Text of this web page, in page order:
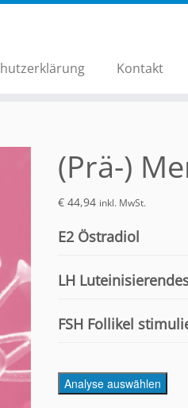
Kontakt
(Prä-)
€ 44,94 inkl. MwSt.
E2 Östradiol
LH
FSH Follikel
Analyse auswählen